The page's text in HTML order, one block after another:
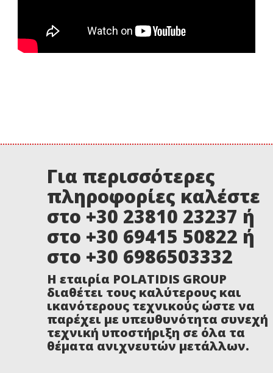
Για περισσότερες
πληροφορίες καλέστε
στο +30 23810 23237 ή
στο +30 69415 50822 ή
στο +30 6986503332
Η εταιρία POLATIDIS GROUP
διαθέτει τους καλύτερους και
ικανότερους τεχνικούς ώστε να
παρέχει με υπευθυνότητα συνεχή
τεχνική υποστήριξη σε όλα τα
θέματα ανιχνευτών μετάλλων.